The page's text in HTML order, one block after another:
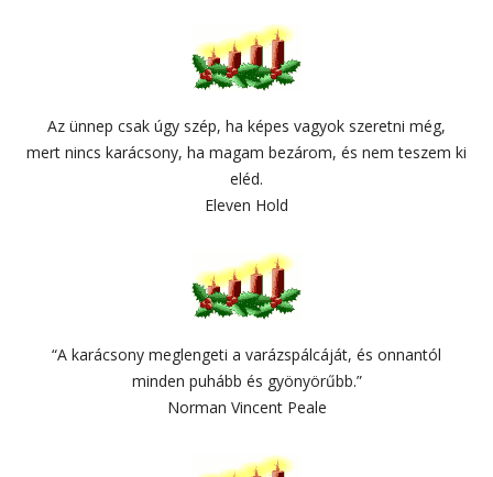
Az ünnep csak úgy szép, ha képes vagyok szeretni még,
mert nincs karácsony, ha magam bezárom, és nem teszem ki
eléd.
Eleven Hold
“A karácsony meglengeti a varázspálcáját, és onnantól
minden puhább és gyönyörűbb.”
Norman Vincent Peale